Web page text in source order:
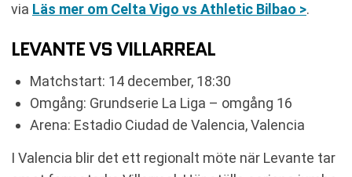
via Läs mer om Celta Vigo vs Athletic Bilbao >.
LEVANTE VS VILLARREAL
Matchstart: 14 december, 18:30
Omgång: Grundserie La Liga – omgång 16
Arena: Estadio Ciudad de Valencia, Valencia
I Valencia blir det ett regionalt möte när Levante tar